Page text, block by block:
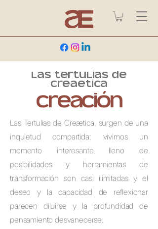
las tertulias de
creaetica
creación
Las Tertulias de Creætica, surgen de una
inquietud compartida: vivimos un
momento interesante lleno de
posibilidades y herramientas de
transformación son casi ilimitadas y el
deseo y la capacidad de reflexionar
parecen diluirse y la profundidad de
pensamiento desvanecerse.